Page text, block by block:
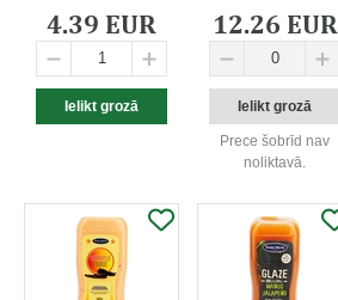
4.39 EUR 12.26 EUR
Prece šobrīd nav
noliktavā.